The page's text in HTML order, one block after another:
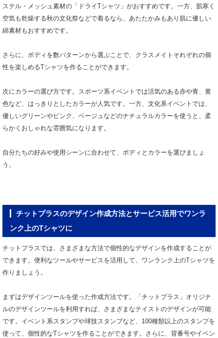
ステル・メッシュ素材の「ドライTシャツ」がおすすめです。一方、肌寒く
空気も乾燥する秋の文化祭などで着るなら、あたたかみもあり肌に優しい
綿素材もおすすめです。
さらに、ボディを数パターンから選ぶことで、クラスメイトそれぞれの個
性を楽しめるTシャツを作ることができます。
次にカラーの選び方です。スポーツ系イベントでは活気のある赤や青、黄
色など、はっきりとしたカラーが人気です。一方、文化系イベントでは、
優しいグリーンやピンク、ベージュなどのナチュラルカラーを使うと、柔
らかくおしゃれな雰囲気になります。
自分たちの好みや使用シーンに合わせて、ボディとカラーを選びましょ
う。
チットプラスのデザイン作成方法とサービス活用でワンラ
ンク上のTシャツに
チットプラスでは、さまざまな方法で個性的なデザインを作成することが
できます。便利なツールやサービスを活用して、ワンランク上のTシャツを
作りましょう。
まずはデザインツールを使った作成方法です。「チットプラス」オリジナ
ルのデザインツールを利用すれば、さまざまなテイストのデザインが可能
です。イベント系スタンプや球技スタンプなど、100種類以上のスタンプを
使って、個性的なTシャツを作ることができます。さらに、背番号やイベン